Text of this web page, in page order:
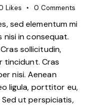
Likes 0 Comments
sed elementum mi
nisi in consequat.
sollicitudin,
tincidunt. Cras
nisi. Aenean
ligula, porttitor eu,
ut perspiciatis,